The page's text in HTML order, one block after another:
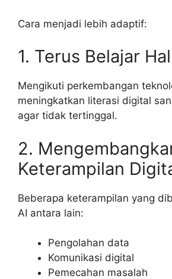
Cara menjadi lebih adaptif:
1. Terus Belajar
Mengikuti perkembangan
meningkatkan literasi digital
agar tidak tertinggal.
2.
Keterampilan
Beberapa keterampilan yang
AI antara lain:
Pengolahan data
Komunikasi digital
Pemecahan masalah